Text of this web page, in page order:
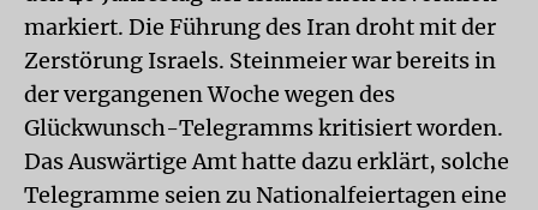
markiert. Die Führung des Iran droht mit der
Zerstörung Israels. Steinmeier war bereits in
der vergangenen Woche wegen des
Glückwunsch-Telegramms kritisiert worden.
Das Auswärtige Amt hatte dazu erklärt, solche
Telegramme seien zu Nationalfeiertagen eine